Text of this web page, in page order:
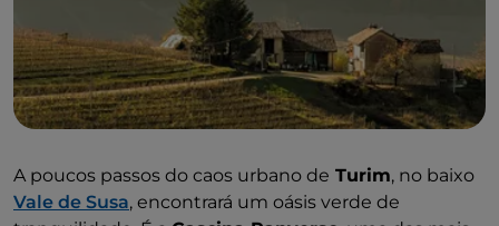
A poucos passos do caos urbano de Turim, no baixo
Vale de Susa, encontrará um oásis verde de